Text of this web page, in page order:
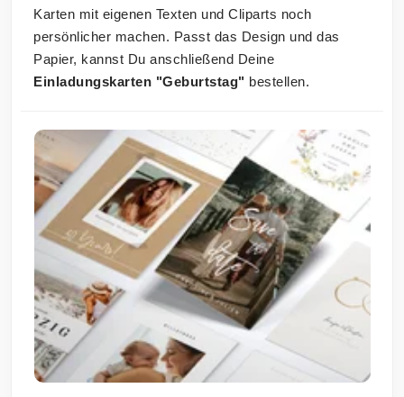
Karten mit eigenen Texten und Cliparts noch
persönlicher machen. Passt das Design und das
Papier, kannst Du anschließend Deine
Einladungskarten "Geburtstag" bestellen.